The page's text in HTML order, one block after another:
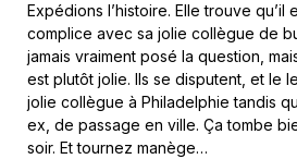
Expédions l’histoire. Elle trouve qu’il
complice avec sa jolie collègue de
jamais vraiment posé la question,
est plutôt jolie. Ils se disputent, et le
jolie collègue à Philadelphie tandis
ex, de passage en ville. Ça tombe
soir. Et tournez manège…